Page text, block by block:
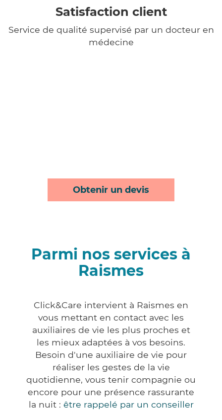
Satisfaction client
Service de qualité supervisé par un docteur en
médecine
Obtenir un devis
Parmi nos services à
Raismes
Click&Care intervient à Raismes en
vous mettant en contact avec les
auxiliaires de vie les plus proches et
les mieux adaptées à vos besoins.
Besoin d'une auxiliaire de vie pour
réaliser les gestes de la vie
quotidienne, vous tenir compagnie ou
encore pour une présence rassurante
la nuit : être rappelé par un conseiller